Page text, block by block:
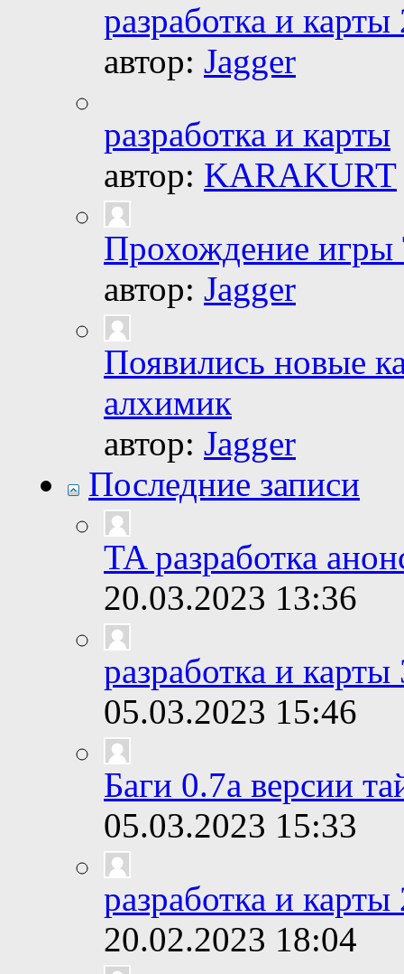
разработка и карты
автор: Jagger
разработка и карты
автор: KARAKURT
Прохождение
автор: Jagger
Появились новые
алхимик
автор: Jagger
Последние записи
TA разработка
20.03.2023 13:36
разработка и карты
05.03.2023 15:46
Баги 0.7а версии
05.03.2023 15:33
разработка и карты
20.02.2023 18:04